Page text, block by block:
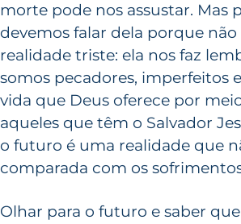
morte pode nos assustar. Mas
devemos falar dela porque não
realidade triste: ela nos faz
somos pecadores, imperfeitos
vida que Deus oferece por
aqueles que têm o Salvador
o futuro é uma realidade que
comparada com os
Olhar para o futuro e saber